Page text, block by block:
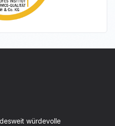
würdevolle